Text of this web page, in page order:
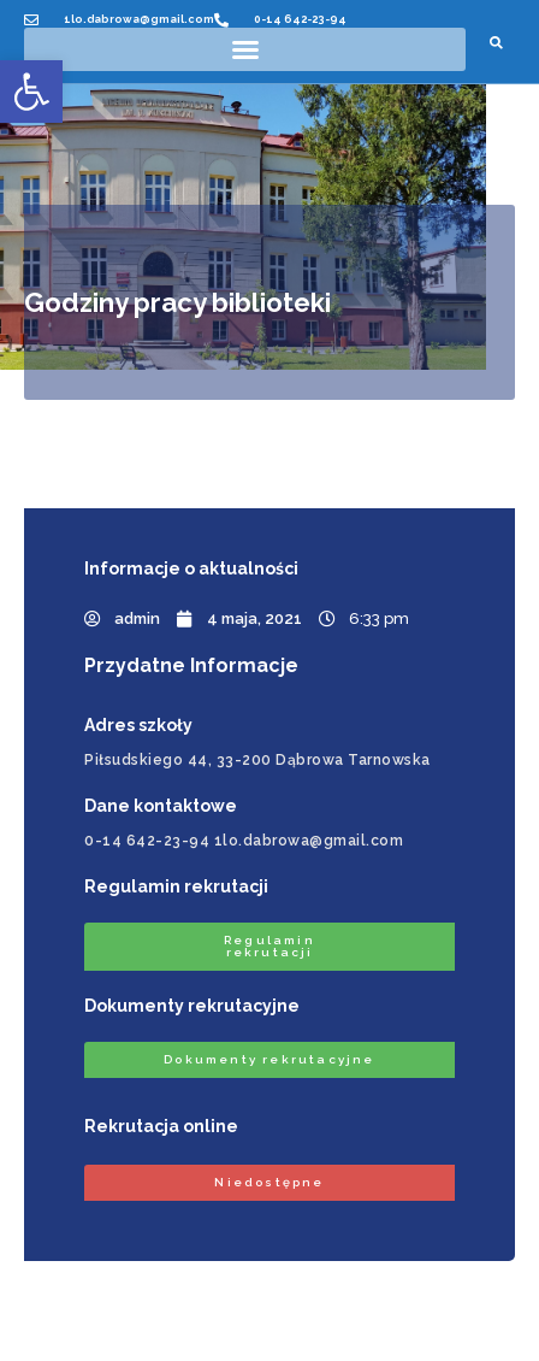
Otwórz pasek narzędzi
1lo.dabrowa@gmail.com 0-14 642-23-94
Godziny pracy biblioteki
Informacje o aktualności
admin 4 maja, 2021 6:33 pm
Przydatne Informacje
Adres szkoły
Piłsudskiego 44, 33-200 Dąbrowa Tarnowska
Dane kontaktowe
0-14 642-23-94 1lo.dabrowa@gmail.com
Regulamin rekrutacji
Regulamin
rekrutacji
Dokumenty rekrutacyjne
Dokumenty rekrutacyjne
Rekrutacja online
Niedostępne